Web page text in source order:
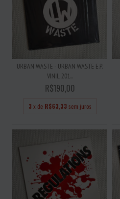
URBAN WASTE - URBAN WASTE E.P.
VINIL 201...
R$190,00
3 x de R$63,33 sem juros